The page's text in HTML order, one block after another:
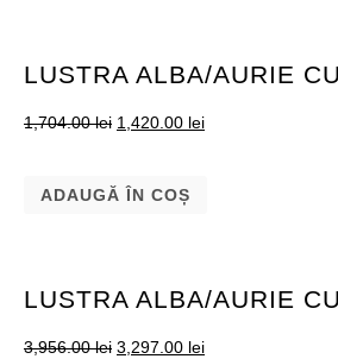
LUSTRA ALBA/AURIE
1,704.00lei 1,420.00 lei
ADAUGĂ ÎN COȘ
LUSTRA ALBA/AURIE
3,956.00lei 3,297.00 lei